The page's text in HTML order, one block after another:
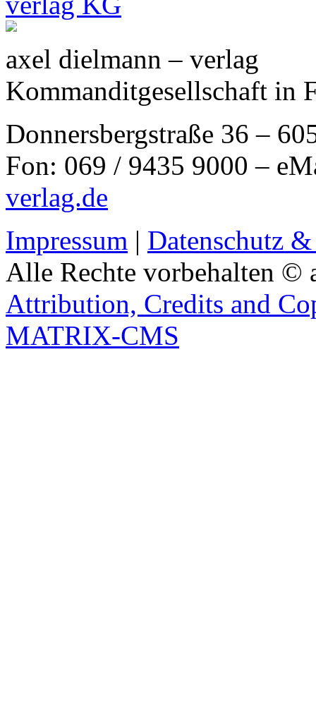
axel dielmann – verlag
Kommanditgesellschaft in
Donnersbergstraße 36 –
Fon: 069 / 9435 9000 –
verlag.de
Impressum | Datenschutz
Alle Rechte vorbehalten ©
Attribution, Credits and
MATRIX-CMS